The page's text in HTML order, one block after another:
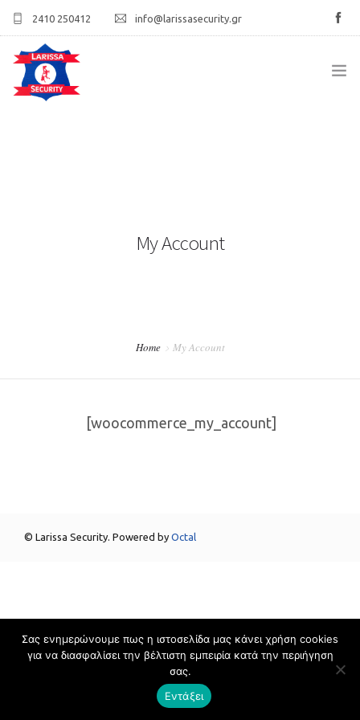
2410 250412 info@larissasecurity.gr
My Account
Home My Account
[woocommerce_my_account]
© Larissa Security. Powered by Octal
Σας ενημερώνουμε πως η ιστοσελίδα μας κάνει χρήση cookies
για να διασφαλίσει την βέλτιστη εμπειρία κατά την περιήγηση
σας.
Εντάξει